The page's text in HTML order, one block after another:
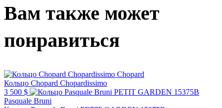
Вам также может
понравиться
Chopard
Кольцо Chopard Chopardissimo
3 500 $
Pasquale Bruni